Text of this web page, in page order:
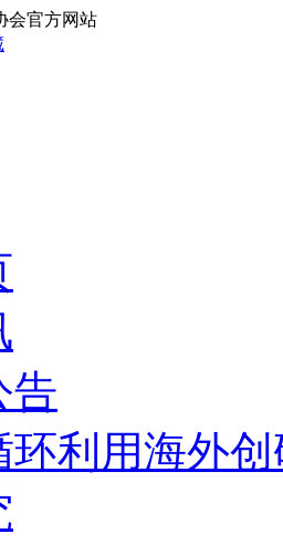
会官方网站
告
环利用海外